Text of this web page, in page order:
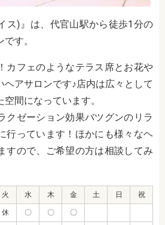
ス)』は、代官山駅から徒歩1分の
す。
カフェのようなテラス席とお花や
ヘアサロンです♪店内は広々として
間になっています。
クゼーション効果バツグンのリラ
行っています！ほかにも様々なヘ
すので、ご希望の方は相談してみ
火 水 木 金 土 日 祝
休 〇 〇 〇